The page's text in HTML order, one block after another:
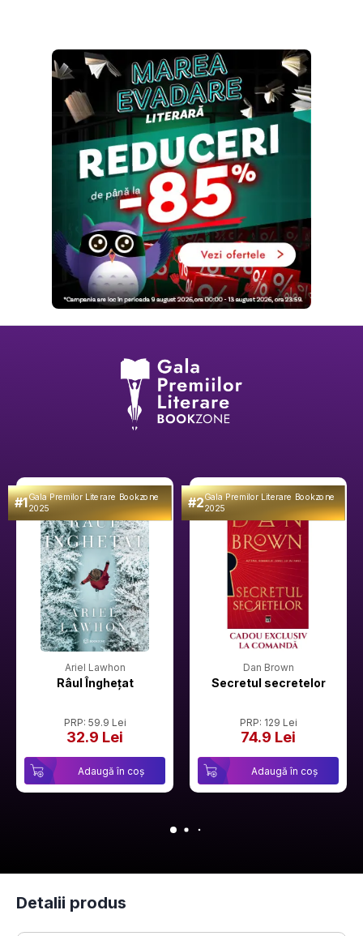
#1Gala Premilor Literare Bookzone
2025
Ariel Lawhon
Râul Înghețat
PRP: 59.9 Lei
32.9 Lei
Adaugă în coș
#2Gala Premilor Literare Bookzone
2025
Dan Brown
Secretul secretelor
PRP: 129 Lei
74.9 Lei
Adaugă în coș
Detalii produs